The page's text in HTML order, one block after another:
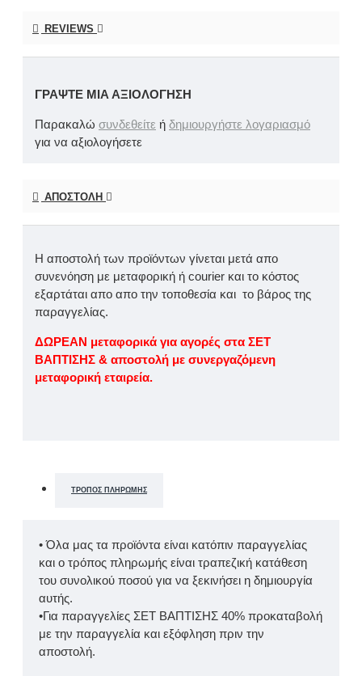
REVIEWS
ΓΡΆΨΤΕ ΜΙΑ ΑΞΙΟΛΌΓΗΣΗ
Παρακαλώ συνδεθείτε ή δημιουργήστε λογαριασμό
για να αξιολογήσετε
ΑΠΟΣΤΟΛΉ
Η αποστολή των προϊόντων γίνεται μετά απο
συνενόηση με μεταφορική ή courier και το κόστος
εξαρτάται απο απο την τοποθεσία και το βάρος της
παραγγελίας.
ΔΩΡΕΑΝ μεταφορικά για αγορές στα ΣΕΤ
ΒΑΠΤΙΣΗΣ & αποστολή με συνεργαζόμενη
μεταφορική εταιρεία.
ΤΡΌΠΟΣ ΠΛΗΡΩΜΉΣ
• Όλα μας τα προϊόντα είναι κατόπιν παραγγελίας
και ο τρόπος πληρωμής είναι τραπεζική κατάθεση
του συνολικού ποσού για να ξεκινήσει η δημιουργία
αυτής.
•Για παραγγελίες ΣΕΤ ΒΑΠΤΙΣΗΣ 40% προκαταβολή
με την παραγγελία και εξόφληση πριν την
αποστολή.